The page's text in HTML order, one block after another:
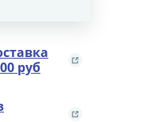
руб